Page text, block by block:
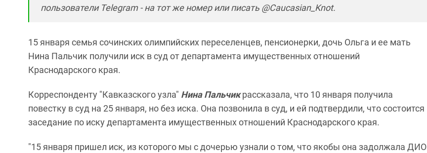
пользователи Telegram - на тот же номер или писать @Caucasian_Knot.
15 января семья сочинских олимпийских переселенцев, пенсионерки, дочь Ольга и ее мать
Нина Пальчик получили иск в суд от департамента имущественных отношений
Краснодарского края.
Корреспонденту "Кавказского узла" Нина Пальчикрассказала, что 10 января получила
повестку в суд на 25 января, но без иска. Она позвонила в суд, и ей подтвердили, что состоится
заседание по иску департамента имущественных отношений Краснодарского края.
"15 января пришел иск, из которого мы с дочерью узнали о том, что якобы она задолжала ДИО